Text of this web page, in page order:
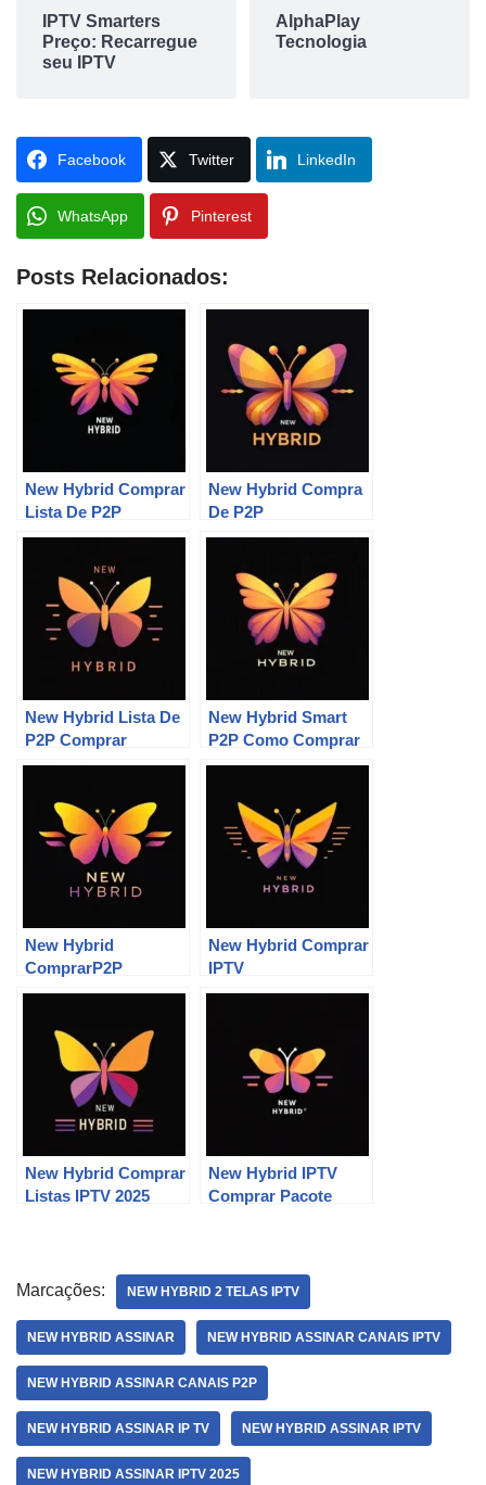
IPTV Smarters
Preço: Recarregue
seu IPTV
AlphaPlay
Tecnologia
Facebook Twitter LinkedIn
WhatsApp Pinterest
Posts Relacionados:
New Hybrid Comprar
Lista De P2P
New Hybrid Compra
De P2P
New Hybrid Lista De
P2P Comprar
New Hybrid Smart
P2P Como Comprar
New Hybrid
ComprarP2P
New Hybrid Comprar
IPTV
New Hybrid Comprar
Listas IPTV 2025
New Hybrid IPTV
Comprar Pacote
Marcações: NEW HYBRID 2 TELAS IPTV
NEW HYBRID ASSINAR NEW HYBRID ASSINAR CANAIS IPTV
NEW HYBRID ASSINAR CANAIS P2P
NEW HYBRID ASSINAR IP TV NEW HYBRID ASSINAR IPTV
NEW HYBRID ASSINAR IPTV 2025